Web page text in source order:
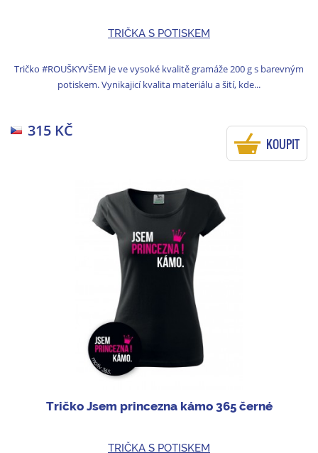
TRIČKA S POTISKEM
Tričko #ROUŠKYVŠEM je ve vysoké kvalitě gramáže 200 g s barevným
potiskem. Vynikajicí kvalita materiálu a šití, kde...
315 KČ
KOUPIT
Tričko Jsem princezna kámo 365 černé
TRIČKA S POTISKEM